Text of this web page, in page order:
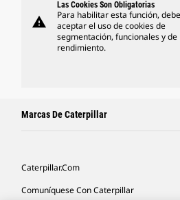
warning
Las Cookies Son Obligatorias
Para habilitar esta función, debe
aceptar el uso de cookies de
segmentación, funcionales y de
rendimiento.
Marcas De Caterpillar
Caterpillar.com
Comuníquese Con Caterpillar